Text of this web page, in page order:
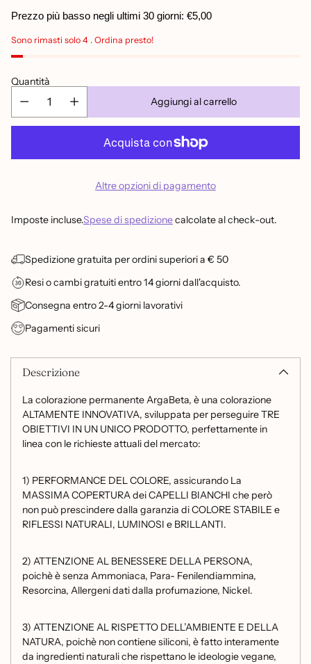
di
listino
Prezzo più basso negli ultimi 30 giorni: €5,00
Sono rimasti solo 4 . Ordina presto!
Quantità
Aggiungi al carrello
Altre opzioni di pagamento
Imposte incluse.Spese di spedizionecalcolate al check-out.
Spedizione gratuita per ordini superiori a € 50
Resi o cambi gratuiti entro 14 giorni dall'acquisto.
Consegna entro 2-4 giorni lavorativi
Pagamenti sicuri
Descrizione
La colorazione permanente ArgaBeta, è una colorazione
ALTAMENTE INNOVATIVA, sviluppata per perseguire TRE
OBIETTIVI IN UN UNICO PRODOTTO, perfettamente in
linea con le richieste attuali del mercato:
1) PERFORMANCE DEL COLORE, assicurando La
MASSIMA COPERTURA dei CAPELLI BIANCHI che però
non può prescindere dalla garanzia di COLORE STABILE e
RIFLESSI NATURALI, LUMINOSI e BRILLANTI.
2) ATTENZIONE AL BENESSERE DELLA PERSONA,
poichè è senza Ammoniaca, Para- Fenilendiammina,
Resorcina, Allergeni dati dalla profumazione, Nickel.
3) ATTENZIONE AL RISPETTO DELL’AMBIENTE E DELLA
NATURA, poichè non contiene siliconi, è fatto interamente
da ingredienti naturali che rispettano le ideologie vegane,